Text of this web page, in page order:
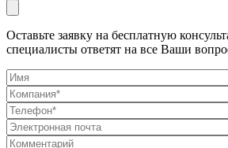
Оставьте заявку на бесплатную
специалисты ответят на все Ваши